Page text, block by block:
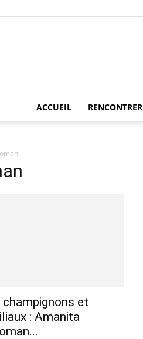
ACCUEIL RENCONTRER
et
: Amanita